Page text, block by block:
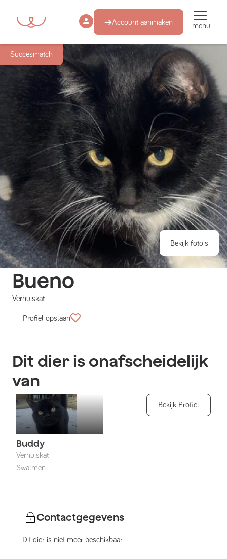
Account aanmaken menu
Succesmatch
Bekijk foto's
Bueno
Verhuiskat
Profiel opslaan
Dit dier is onafscheidelijk
van
Buddy
Verhuiskat
Swalmen
Bekijk Profiel
Contactgegevens
Dit dier is niet meer beschikbaar